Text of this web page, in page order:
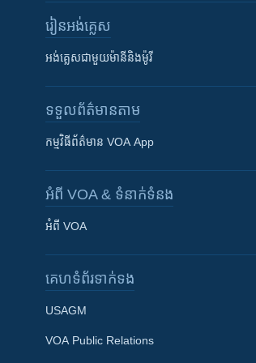
រៀន​​អង់គ្លេស
អង់គ្លេស​ជាមួយ​ម៉ានី​និង​ម៉ូរី
ទទួល​ព័ត៌មាន​តាម
កម្មវិធី​ព័ត៌មាន VOA App
អំពី​ VOA & ទំនាក់ទំនង
អំពី​ VOA
គេហទំព័រ​​ទាក់ទង
USAGM
VOA Public Relations